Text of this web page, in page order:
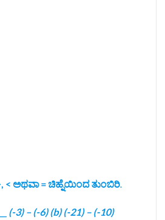
>, < ಅಥವಾ = ಚಿಹ್ನೆಯಿಂದತುಂಬಿರಿ.
(-3) – (-6) (b) (-21) – (-10)